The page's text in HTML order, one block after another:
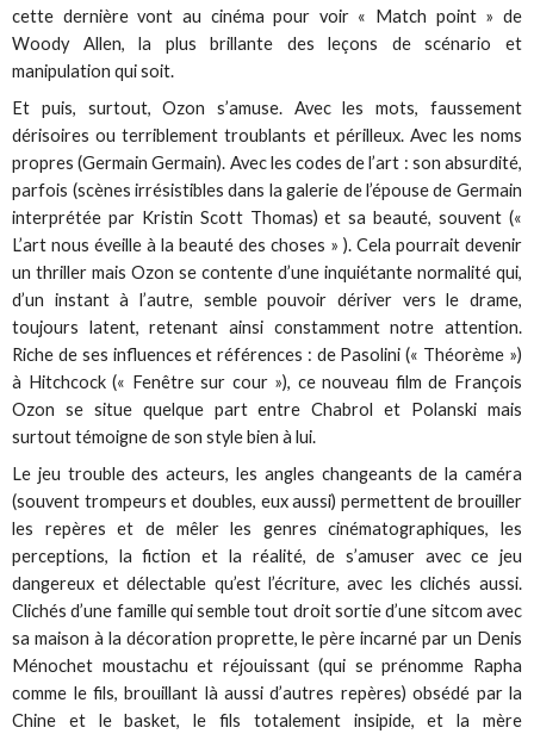
cette dernière vont au cinéma pour voir « Match point » de
Woody Allen, la plus brillante des leçons de scénario et
manipulation qui soit.
Et puis, surtout, Ozon s’amuse. Avec les mots, faussement
dérisoires ou terriblement troublants et périlleux. Avec les noms
propres (Germain Germain). Avec les codes de l’art : son absurdité,
parfois (scènes irrésistibles dans la galerie de l’épouse de Germain
interprétée par Kristin Scott Thomas) et sa beauté, souvent («
L’art nous éveille à la beauté des choses » ). Cela pourrait devenir
un thriller mais Ozon se contente d’une inquiétante normalité qui,
d’un instant à l’autre, semble pouvoir dériver vers le drame,
toujours latent, retenant ainsi constamment notre attention.
Riche de ses influences et références : de Pasolini (« Théorème »)
à Hitchcock (« Fenêtre sur cour »), ce nouveau film de François
Ozon se situe quelque part entre Chabrol et Polanski mais
surtout témoigne de son style bien à lui.
Le jeu trouble des acteurs, les angles changeants de la caméra
(souvent trompeurs et doubles, eux aussi) permettent de brouiller
les repères et de mêler les genres cinématographiques, les
perceptions, la fiction et la réalité, de s’amuser avec ce jeu
dangereux et délectable qu’est l’écriture, avec les clichés aussi.
Clichés d’une famille qui semble tout droit sortie d’une sitcom avec
sa maison à la décoration proprette, le père incarné par un Denis
Ménochet moustachu et réjouissant (qui se prénomme Rapha
comme le fils, brouillant là aussi d’autres repères) obsédé par la
Chine et le basket, le fils totalement insipide, et la mère